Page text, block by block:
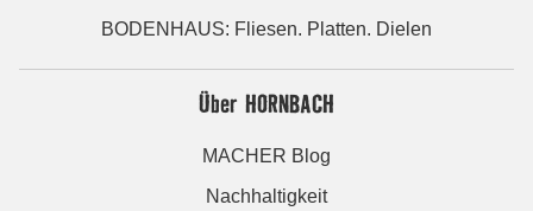
BODENHAUS: Fliesen. Platten. Dielen
Über HORNBACH
MACHER Blog
Nachhaltigkeit